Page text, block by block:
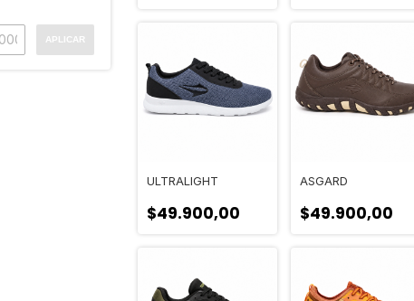
APLICAR
ULTRALIGHT
$49.900,00
ASGARD
$49.900,00